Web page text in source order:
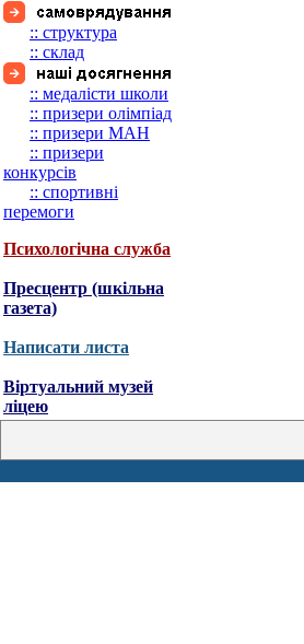
:: структура
:: склад
:: медалісти школи
:: призери олімпіад
:: призери МАН
:: призери
конкурсів
:: спортивні
перемоги
Психологічна служба
Пресцентр (шкільна
газета)
Написати листа
Віртуальний музей
ліцею